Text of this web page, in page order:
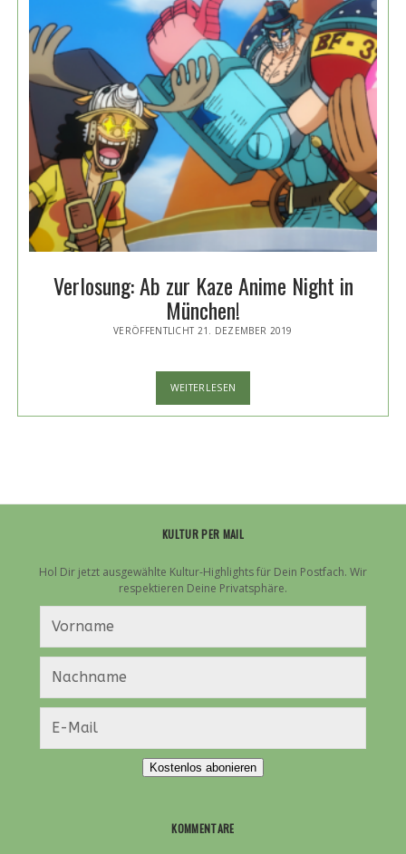
Verlosung: Ab zur Kaze Anime Night in
München!
VERÖFFENTLICHT 21. DEZEMBER 2019
WEITERLESEN
AB
MÜNCHEN!
KULTUR PER MAIL
Hol Dir jetzt ausgewählte Kultur-Highlights für Dein Postfach. Wir
respektieren Deine Privatsphäre.
Kostenlos abonieren
KOMMENTARE